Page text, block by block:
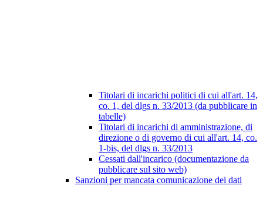
Titolari di incarichi politici di cui all'art. 14,
co. 1, del dlgs n. 33/2013 (da pubblicare in
tabelle)
Titolari di incarichi di amministrazione, di
direzione o di governo di cui all'art. 14, co.
1-bis, del dlgs n. 33/2013
Cessati dall'incarico (documentazione da
pubblicare sul sito web)
Sanzioni per mancata comunicazione dei dati